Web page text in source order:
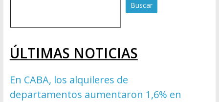
Buscar
ÚLTIMAS NOTICIAS
En CABA, los alquileres de
departamentos aumentaron 1,6% en